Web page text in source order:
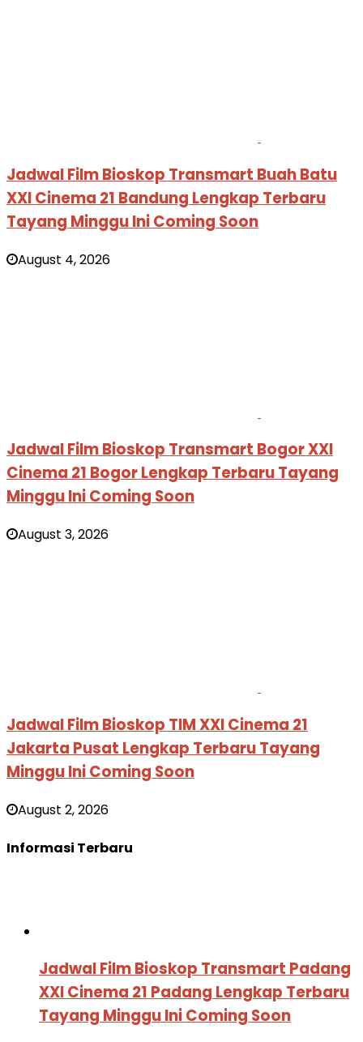
Jadwal Film Bioskop Transmart Buah Batu
XXI Cinema 21 Bandung Lengkap Terbaru
Tayang Minggu Ini Coming Soon
August 4, 2026
Jadwal Film Bioskop Transmart Bogor XXI
Cinema 21 Bogor Lengkap Terbaru Tayang
Minggu Ini Coming Soon
August 3, 2026
Jadwal Film Bioskop TIM XXI Cinema 21
Jakarta Pusat Lengkap Terbaru Tayang
Minggu Ini Coming Soon
August 2, 2026
Informasi Terbaru
Jadwal Film Bioskop Transmart Padang
XXI Cinema 21 Padang Lengkap Terbaru
Tayang Minggu Ini Coming Soon